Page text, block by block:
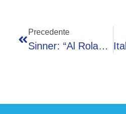
Precedente
Sinner: “Al Roland Garros Ero Stanco, Certi Sbagli Poi Li Paghi…”